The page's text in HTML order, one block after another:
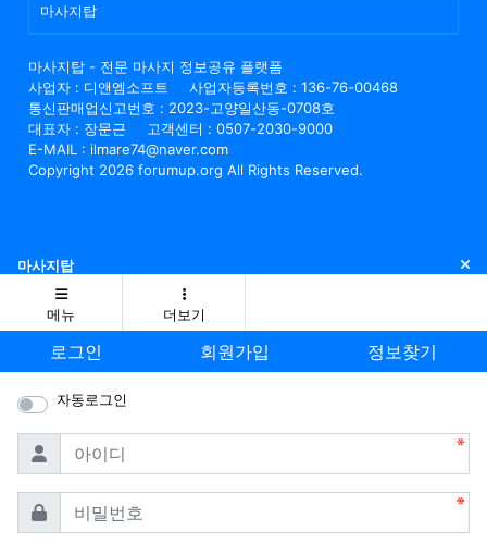
마사지탑
마사지탑 - 전문 마사지 정보공유 플랫폼
사업자 : 디앤엠소프트
사업자등록번호 : 136-76-00468
통신판매업신고번호 : 2023-고양일산동-0708호
대표자 : 장문근
고객센터 : 0507-2030-9000
E-MAIL : ilmare74@naver.com
Copyright 2026 forumup.org All Rights Reserved.
마사지탑 닫
메뉴 더보기
로그인 회원가입 정보찾기
자동로그인
아이디
비밀번호